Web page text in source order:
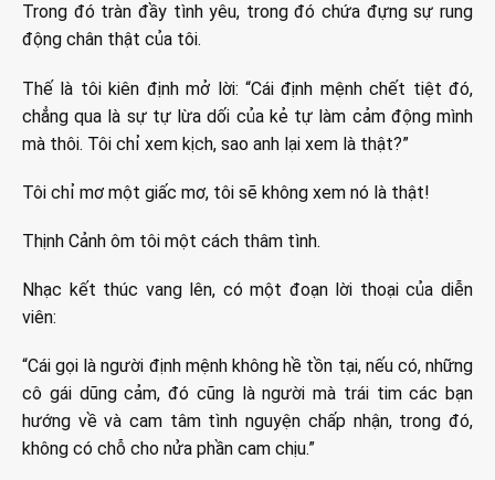
Trong đó tràn đầy tình yêu, trong đó chứa đựng sự rung
động chân thật của tôi.
Thế là tôi kiên định mở lời: “Cái định mệnh chết tiệt đó,
chẳng qua là sự tự lừa dối của kẻ tự làm cảm động mình
mà thôi. Tôi chỉ xem kịch, sao anh lại xem là thật?”
Tôi chỉ mơ một giấc mơ, tôi sẽ không xem nó là thật!
Thịnh Cảnh ôm tôi một cách thâm tình.
Nhạc kết thúc vang lên, có một đoạn lời thoại của diễn
viên:
“Cái gọi là người định mệnh không hề tồn tại, nếu có, những
cô gái dũng cảm, đó cũng là người mà trái tim các bạn
hướng về và cam tâm tình nguyện chấp nhận, trong đó,
không có chỗ cho nửa phần cam chịu.”